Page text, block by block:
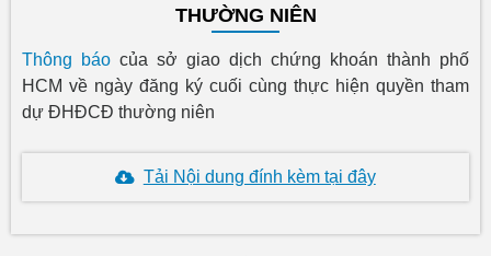
THƯỜNG NIÊN
Thông báo của sở giao dịch chứng khoán thành phố
HCM về ngày đăng ký cuối cùng thực hiện quyền tham
dự ĐHĐCĐ thường niên
Tải Nội dung đính kèm tại đây